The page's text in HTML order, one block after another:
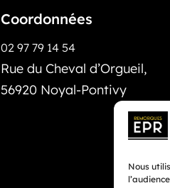
Nous
Coordonnées
02 97 79 14 54
Rue du Cheval d’Orgueil,
56920 Noyal-Pontivy